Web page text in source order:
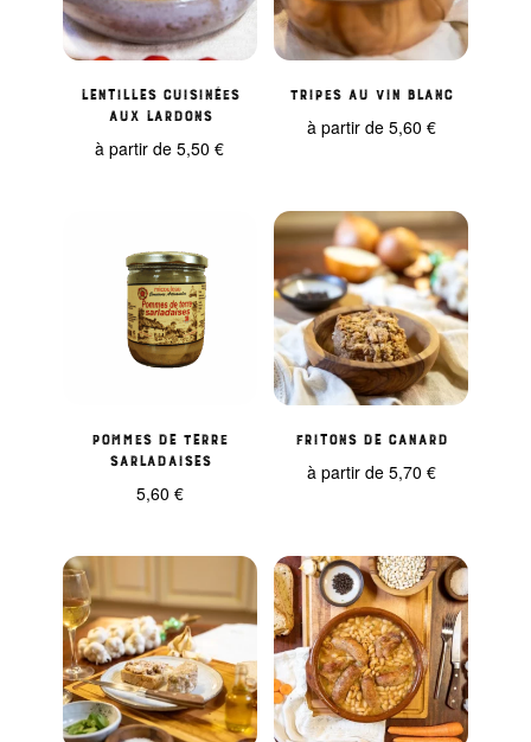
Lentilles Cuisinées
aux Lardons
à partir de5,50€
Tripes au Vin Blanc
à partir de 5,60 €
Pommes de terre
Sarladaises
5,60 €
Fritons de Canard
à partir de 5,70 €